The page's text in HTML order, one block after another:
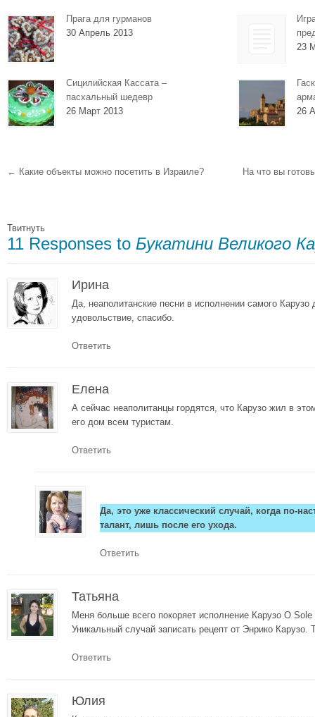
Прага для гурманов
30 Апрель 2013
Сицилийская Кассата –
пасхальный шедевр
26 Март 2013
23
26
← Какие объекты можно посетить в Израиле? На что вы
Твитнуть
11 Responses to Букатини Великого
Ирина
Да, неаполитанские песни в исполнении самого
удовольствие, спасибо.
Ответить
Елена
А сейчас неаполитанцы гордятся, что Карузо жил в
его дом всем туристам.
Ответить
Да, это уже классический случай, когда по-
талант, лишь после его ухода.
Ответить
Татьяна
Меня больше всего покоряет исполнение Карузо O Sole
Уникальный случай записать рецепт от Энрико Карузо.
Ответить
Юлия